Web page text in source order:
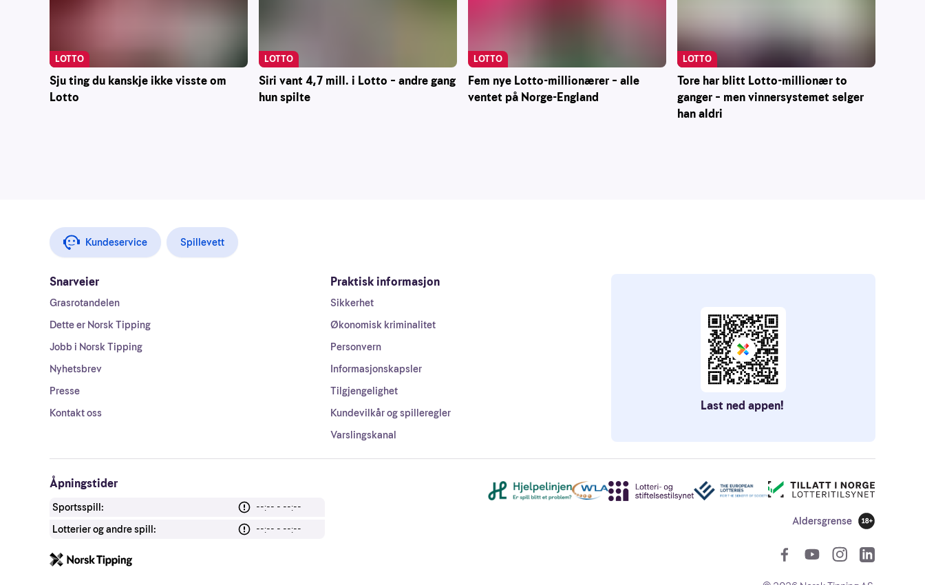
Sju ting du kanskje ikke visste om
Lotto
LOTTO
Siri vant 4,7 mill. i Lotto – andre gang
hun spilte
LOTTO
Fem nye Lotto-millionærer – alle
ventet på Norge-England
LOTTO
Tore har blitt Lotto-millionær to
ganger – men vinnersystemet selger
han aldri
LOTTO
Kundeservice Spillevett
Snarveier
Grasrotandelen
Dette er Norsk Tipping
Jobb i Norsk Tipping
Nyhetsbrev
Presse
Kontakt oss
Praktisk informasjon
Sikkerhet
Økonomisk kriminalitet
Personvern
Informasjonskapsler
Tilgjengelighet
Kundevilkår og spilleregler
Varslingskanal
Last ned appen!
Åpningstider
Sportsspill:
--:-- - --:--
Lotterier og andre spill:
--:-- - --:--
Aldersgrense
18 år